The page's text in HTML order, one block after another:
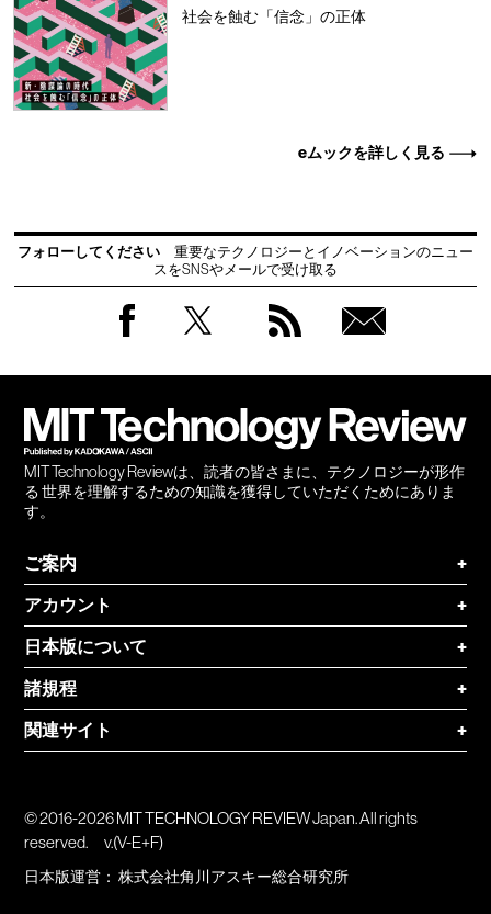
社会を蝕む「信念」の正体
eムックを詳しく見る
フォローしてください
重要なテクノロジーとイノベーションのニュー
スをSNSやメールで受け取る
MIT Technology Reviewは、読者の皆さまに、テクノロジーが形作
る 世界を理解するための知識を獲得していただくためにありま
す。
ご案内
+
アカウント
+
日本版について
+
諸規程
+
関連サイト
+
© 2016-2026 MIT TECHNOLOGY REVIEW Japan. All rights
reserved.
v.(V-E+F)
日本版運営：株式会社角川アスキー総合研究所